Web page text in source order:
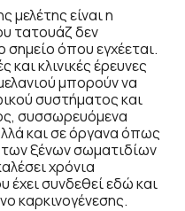
μελέτης είναι η
τατουάζ δεν
σημείο όπου εγχέεται.
κλινικές έρευνες
μπορούν να
συστήματος και
συσσωρευόμενα
και σε όργανα όπως
ξένων σωματιδίων
χρόνια
έχει συνδεθεί εδώ και
καρκινογένεσης.